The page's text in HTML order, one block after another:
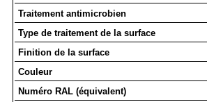
Traitement antimicrobien
Type de traitement de la surface
Finition de la surface
Couleur
Numéro RAL (équivalent)